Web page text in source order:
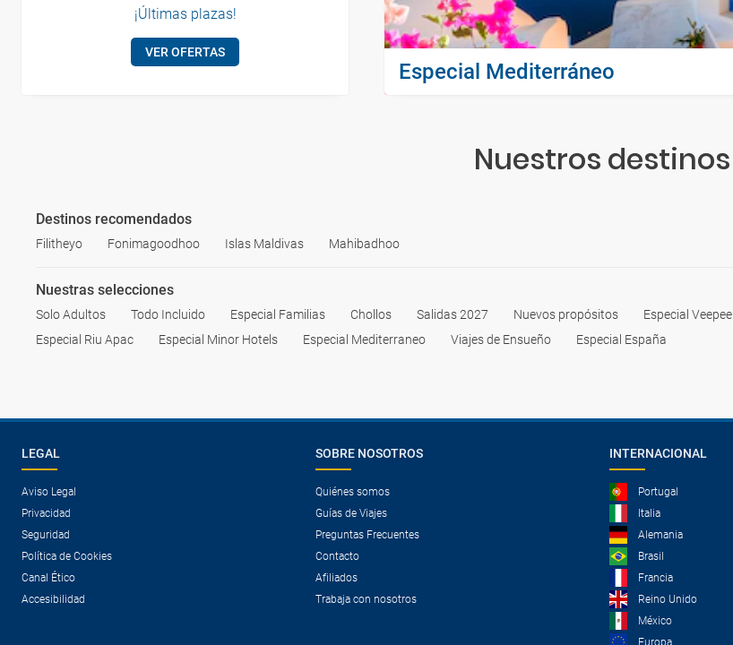
¡Últimas plazas!
VER OFERTAS
Especial Mediterráneo
Nuestros destinos
Destinos recomendados
Filitheyo Fonimagoodhoo Islas Maldivas Mahibadhoo
Nuestras selecciones
Solo Adultos Todo Incluido Especial Familias Chollos Salidas 2027 Nuevos propósitos Especial Veepee
Especial Riu Apac
Especial Minor Hotels Especial Mediterraneo Viajes de Ensueño Especial España
LEGAL
Aviso Legal
Privacidad
Seguridad
Política de Cookies
Canal Ético
Accesibilidad
SOBRE NOSOTROS
Quiénes somos
Guías de Viajes
Preguntas Frecuentes
Contacto
Afiliados
Trabaja con nosotros
INTERNACIONAL
Portugal
Italia
Alemania
Brasil
Francia
Reino Unido
México
Europa